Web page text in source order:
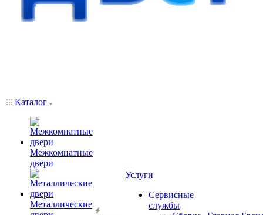
Каталог
Межкомнатные
двери
Металлические
Услуги
Сервисные
службы